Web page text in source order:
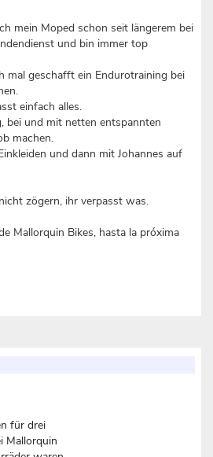
mein Moped schon seit längerem bei
und bin immer top
mal geschafft ein Endurotraining bei
einfach alles.
bei und mit netten entspannten
machen.
und dann mit Johannes auf
zögern, ihr verpasst was.
Mallorquin Bikes, hasta la próxima
für drei
Mallorquin